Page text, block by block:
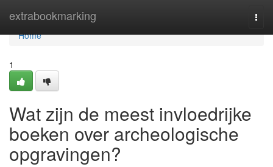
extrabookmarking
Home
Home
1
Wat zijn de meest invloedrijke
boeken over archeologische
opgravingen?